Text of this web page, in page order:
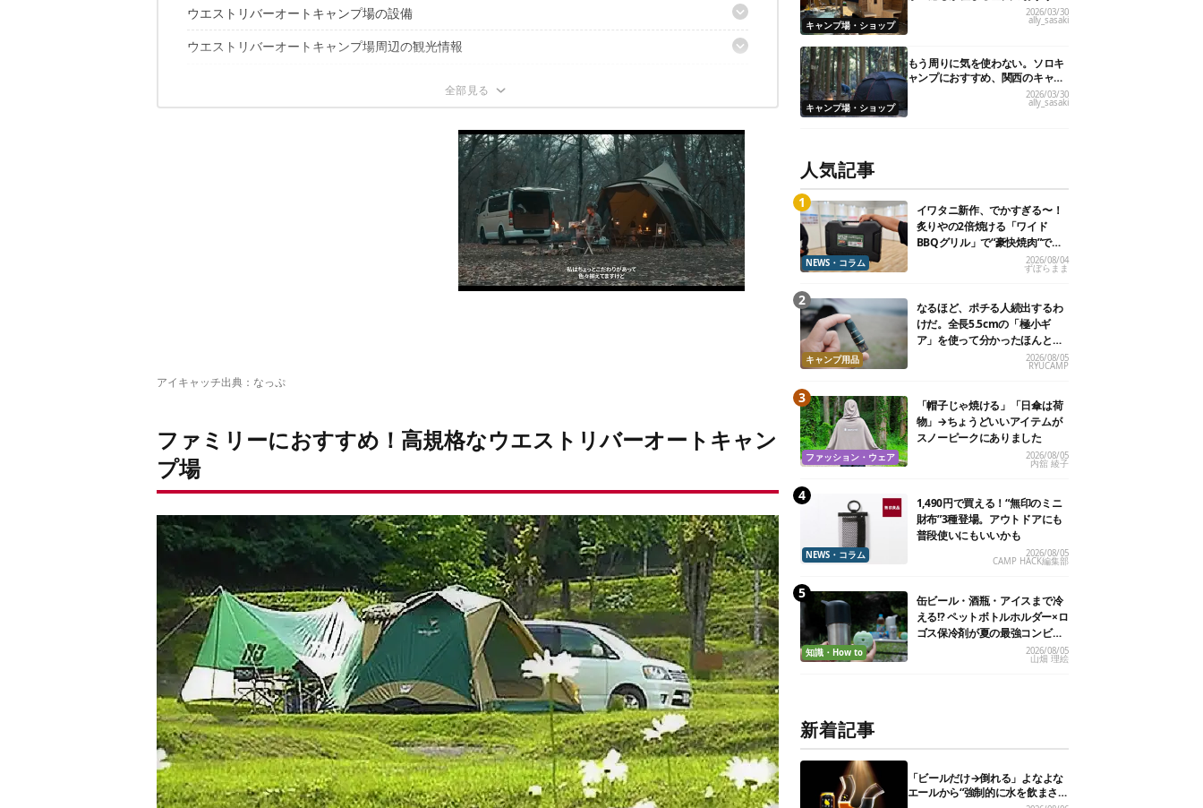
キャンプサイト AC電源付き（タイプB／タイプC／タイプD）
キャンプサイト AC電源なし（タイプE／タイプW／タイプJ）
ドッグランサイト（タイプA／タイプF／タイプG／タイプH）
コテージ（タイプA／タイプB／タイプC）
ウエストリバーオートキャンプ場の設備
露天風呂
トイレ
ウエストリバーオートキャンプ場周辺の観光情報
キャンプ場から一番近い温泉施設！白根桃源天笑閣
アイキャッチ出典： なっぷ
ファミリーにおすすめ！高規格なウエストリバーオートキャン
プ場
キャンプ場・ショップ
キャンプ場10選！
2026/03/30
ally_sasaki
キャンプ場・ショップ
もう周りに気を使わない。ソロキ
ャンプにおすすめ、関西のキャン
プ場21選
2026/03/30
ally_sasaki
人気記事
NEWS・コラム
イワタニ新作、でかすぎる〜！
炙りやの2倍焼ける「ワイド
BBQグリル」で“豪快焼肉”でき
2026/08/04
ずぼらまま
キャンプ用品
なるほど、ポチる人続出するわ
けだ。全長5.5cmの「極小ギ
ア」を使って分かったほんとの
2026/08/05
RYUCAMP
ファッション・ウェア
「帽子じゃ焼ける」「日傘は荷
物」→ちょうどいいアイテムが
スノーピークにありました
2026/08/05
内舘 綾子
NEWS・コラム
1,490円で買える！“無印のミニ
財布”3種登場。アウトドアにも
普段使いにもいいかも
2026/08/05
CAMP HACK編集部
知識・How to
缶ビール・酒瓶・アイスまで冷
える!? ペットボトルホルダー×ロ
ゴス保冷剤が夏の最強コンビだ
2026/08/05
山畑 理絵
新着記事
「ビールだけ→倒れる」よなよな
エールから“強制的に水を飲まさ